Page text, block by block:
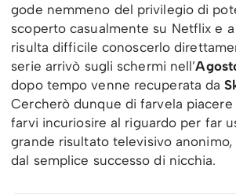
gode nemmeno del privilegio di
scoperto casualmente su Netflix e
risulta difficile conoscerlo
serie arrivò sugli schermi nell’
dopo tempo venne recuperata da
Cercherò dunque di farvela piacere
farvi incuriosire al riguardo per far
grande risultato televisivo
dal semplice successo di nicchia.